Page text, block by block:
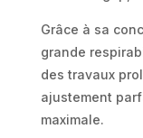
Grâce à sa
grande
des travaux
ajustement
maximale.